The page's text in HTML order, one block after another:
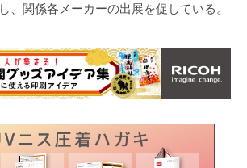
、関係各メーカーの出展を促している。